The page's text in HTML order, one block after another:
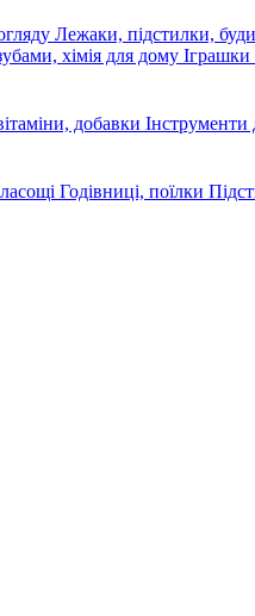
Лежаки, підстилки,
хімія для дому Іграшки
добавки Інструменти
Годівниці, поїлки